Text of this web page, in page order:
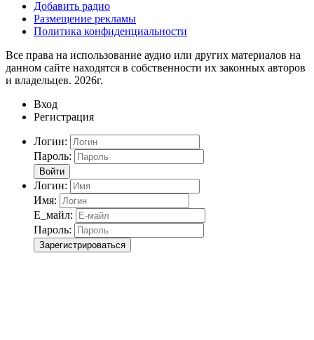
Добавить радио
Размещение рекламы
Политика конфиденциальности
Все права на использование аудио или других материалов на
данном сайте находятся в собственности их законных авторов
и владельцев. 2026г.
Вход
Регистрация
Логин:
Пароль:
Войти
Логин:
Имя:
Е_майл:
Пароль:
Зарегистрироваться